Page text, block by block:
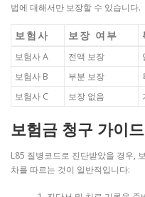
법에 대해서만 보장할 수 있습니다.
보험사 보장 여부
보험사 A 전액 보장
보험사 B
부분 보장
보험사 C
보장 없음
보험금 청구 가이드
L85 질병코드로 진단받았을 경우,
차를 따르는 것이 일반적입니다: